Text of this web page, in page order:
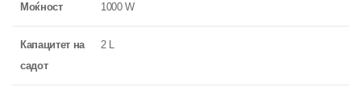
Моќност 1000 W
Капацитет на
садот
2 L